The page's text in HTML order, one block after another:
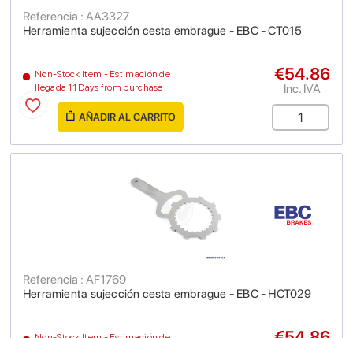
Herramienta sujección cesta embrague - EBC - CT015
Referencia : AA3327
Non-Stock Item - Estimación de
llegada 11 Days from purchase
€54.86
Inc. IVA
AÑADIR AL CARRITO
Herramienta sujección cesta embrague - EBC - HCT029
Referencia : AF1769